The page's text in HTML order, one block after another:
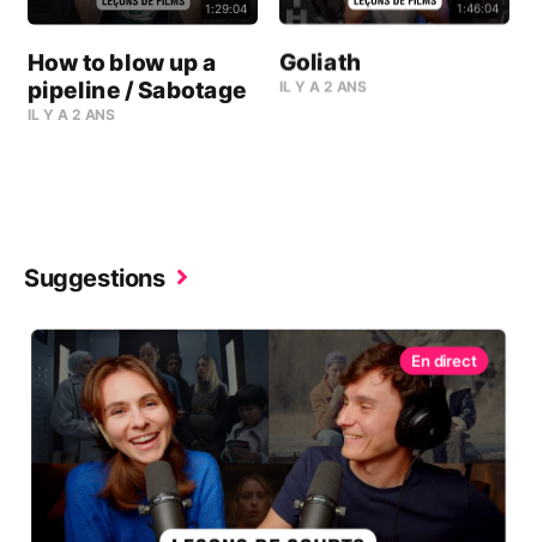
1:29:04
How to blow up a
pipeline / Sabotage
IL Y A 2 ANS
1:46:04
Goliath
IL Y A 2 ANS
Suggestions